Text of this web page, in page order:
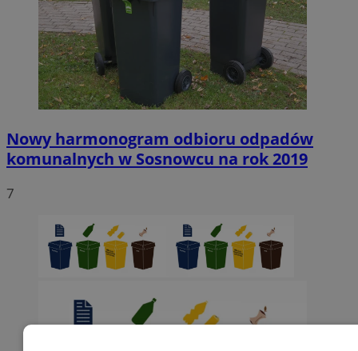
Nowy harmonogram odbioru odpadów
komunalnych w Sosnowcu na rok 2019
7